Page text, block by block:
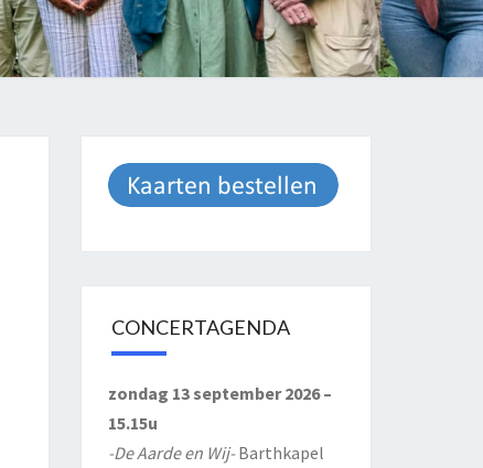
CONCERTAGENDA
zondag 13 september 2026 –
15.15u
-De Aarde en Wij-Barthkapel